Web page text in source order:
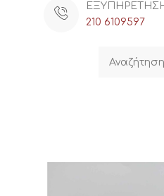
210 6109597